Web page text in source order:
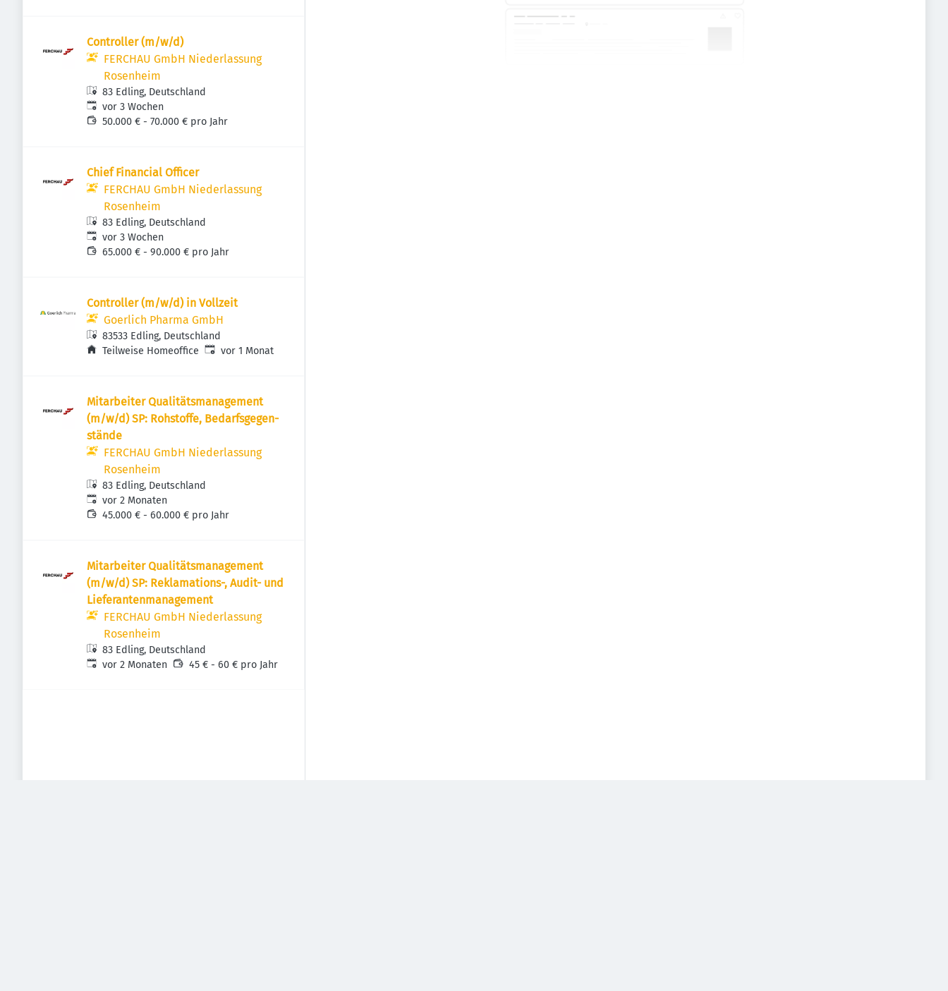
Controller (m/w/d)
FERCHAU GmbH Niederlassung
Rosenheim
83 Edling, Deutschland
Veröffentlicht:
vor 3 Wochen
50.000 € - 70.000 € pro Jahr
Chief Financial Officer
FERCHAU GmbH Niederlassung
Rosenheim
83 Edling, Deutschland
Veröffentlicht:
vor 3 Wochen
65.000 € - 90.000 € pro Jahr
Controller (m/w/d) in Vollzeit
Goerlich Pharma GmbH
83533 Edling, Deutschland
Teilweise Homeoffice Veröffentlicht:
vor 1 Monat
Mita­r­beiter Quali­täts­ma­na­ge­ment
(m/w/d) SP: Rohstoffe, Beda­rfs­ge­gen­
stände
FERCHAU GmbH Niederlassung
Rosenheim
83 Edling, Deutschland
Veröffentlicht:
vor 2 Monaten
45.000 € - 60.000 € pro Jahr
Mita­r­beiter Quali­täts­ma­na­ge­ment
(m/w/d) SP: Rekla­ma­tions-, Audit- und
Liefe­ran­ten­ma­na­ge­ment
FERCHAU GmbH Niederlassung
Rosenheim
83 Edling, Deutschland
Veröffentlicht:
vor 2 Monaten 45 € - 60 € pro Jahr